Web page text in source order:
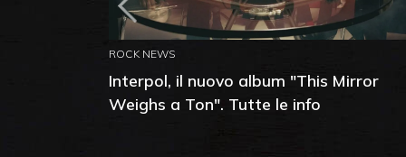
ROCK NEWS
Interpol, il nuovo album "This Mirror
Weighs a Ton". Tutte le info